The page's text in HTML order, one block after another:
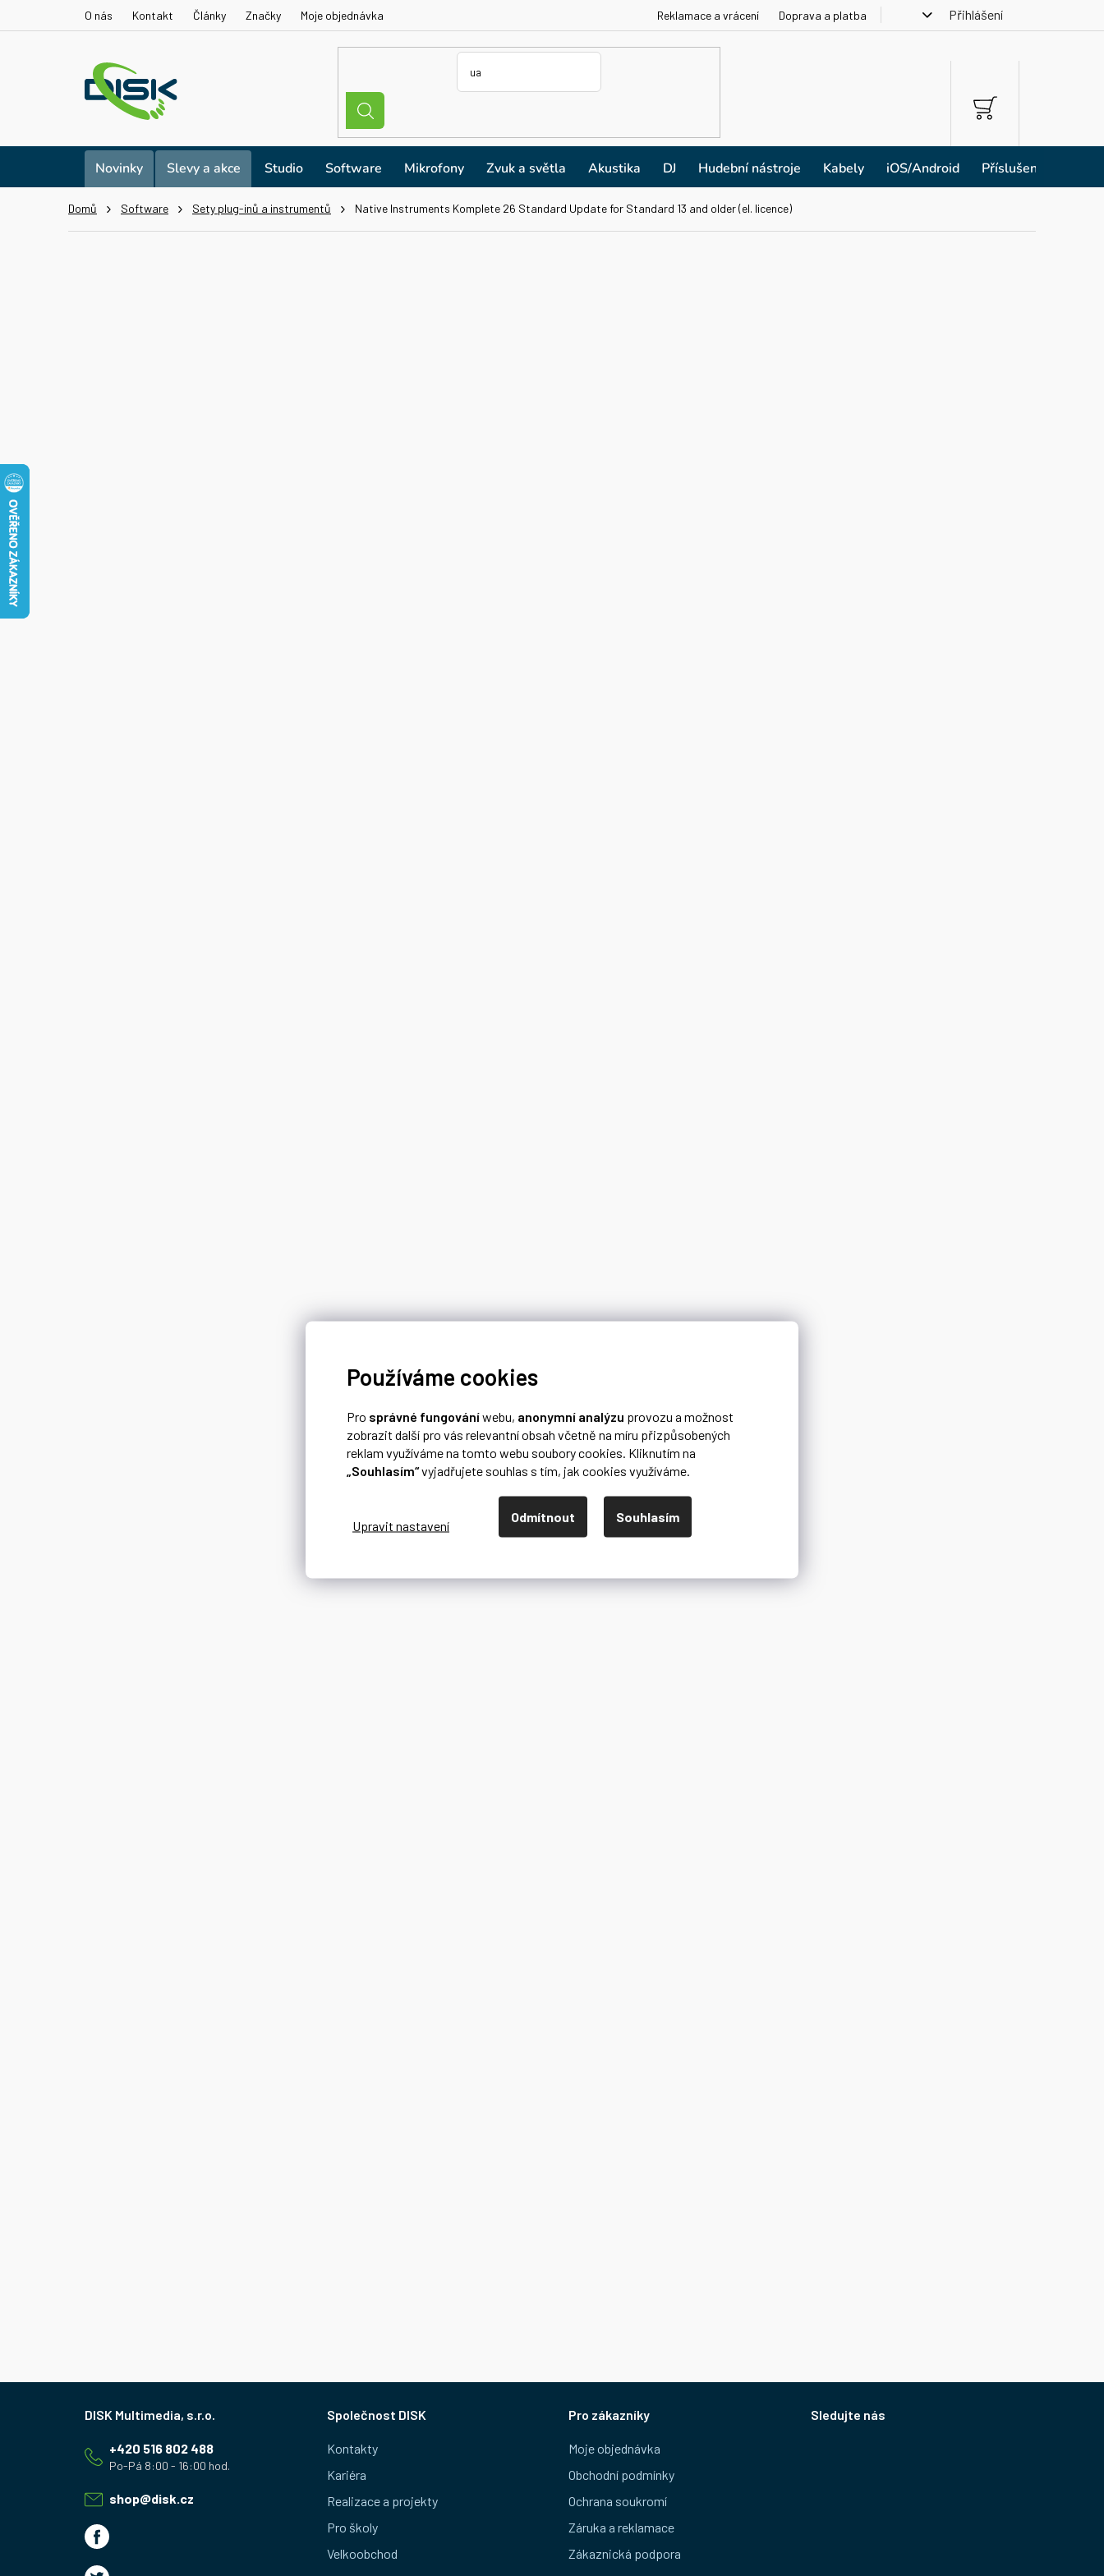
Používáme cookies
Pro správné fungováníwebu, anonymní analýzu provozu a možnost
zobrazit další pro vás relevantní obsah včetně na míru přizpůsobených
reklam využíváme na tomto webu soubory cookies. Kliknutím na
„Souhlasím“vyjadřujete souhlas s tím, jak cookies využíváme.
Odmítnout Souhlasím
O nás Kontakt Články Značky Moje objednávka Reklamace a vrácení Doprava a platba Přihlášení
NÁKUPNÍ
KOŠÍK
Novinky Slevy a akce Studio Software Mikrofony Zvuk a světla Akustika DJ Hudební nástroje Kabely iOS/Android Příslušenství
Domů Software Sety plug-inů a instrumentů Native Instruments Komplete 26 Standard Update for Standard 13 and older (el. licence)
shop@disk.cz
+420 516 802 488
Společnost DISK
Kontakty
Kariéra
Realizace a projekty
Pro školy
Velkoobchod
Pro zákazníky
Moje objednávka
Obchodní podmínky
Ochrana soukromí
Záruka a reklamace
Zákaznická podpora
Sledujte nás